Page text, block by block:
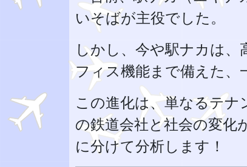
いそばが主役でした。
しかし、今や駅ナカは
フィス機能まで備えた、
この進化は、単なるテ
の鉄道会社と社会の変化
に分けて分析します！